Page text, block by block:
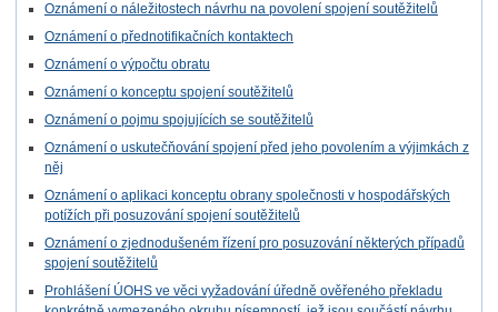
Oznámení o náležitostech návrhu na povolení spojení soutěžitelů
Oznámení o přednotifikačních kontaktech
Oznámení o výpočtu obratu
Oznámení o konceptu spojení soutěžitelů
Oznámení o pojmu spojujících se soutěžitelů
Oznámení o uskutečňování spojení před jeho povolením a výjimkách z
něj
Oznámení o aplikaci konceptu obrany společnosti v hospodářských
potížích při posuzování spojení soutěžitelů
Oznámení o zjednodušeném řízení pro posuzování některých případů
spojení soutěžitelů
Prohlášení ÚOHS ve věci vyžadování úředně ověřeného překladu